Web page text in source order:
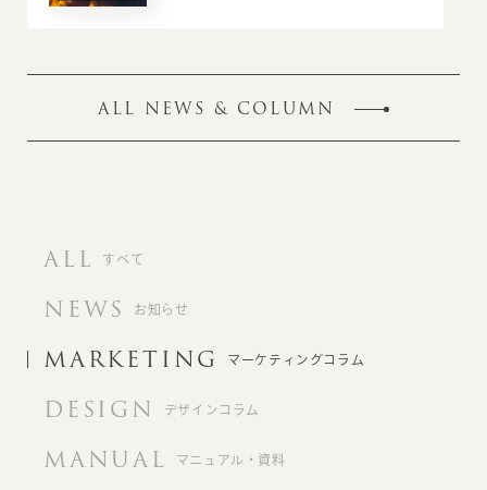
ALL NEWS & COLUMN
ALL すべて
NEWS お知らせ
MARKETING マーケティングコラム
DESIGN デザインコラム
MANUAL マニュアル・資料